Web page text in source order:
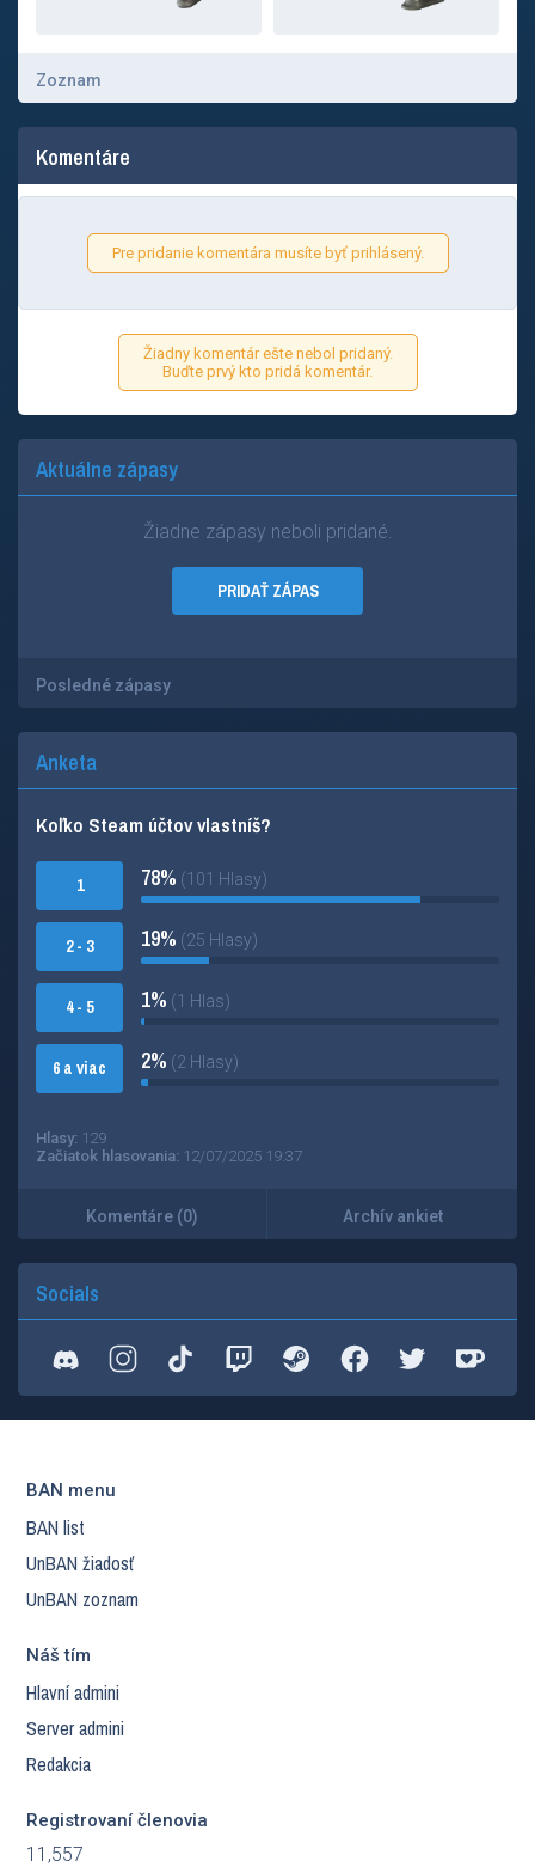
Zoznam
Komentáre
Pre pridanie komentára musíte byť prihlásený.
Žiadny komentár ešte nebol pridaný.
Buďte prvý kto pridá komentár.
Aktuálne zápasy
Žiadne zápasy neboli pridané.
PRIDAŤ ZÁPAS
Posledné zápasy
Anketa
Koľko Steam účtov vlastníš?
1
2 - 3
4 - 5
6 a viac
78% (101 Hlasy)
19% (25 Hlasy)
1% (1 Hlas)
2% (2 Hlasy)
Hlasy: 129
Začiatok hlasovania: 12/07/2025 19:37
Komentáre (0) Archív ankiet
Socials
BAN menu
BAN list
UnBAN žiadosť
UnBAN zoznam
Náš tím
Hlavní admini
Server admini
Redakcia
Registrovaní členovia
11,557